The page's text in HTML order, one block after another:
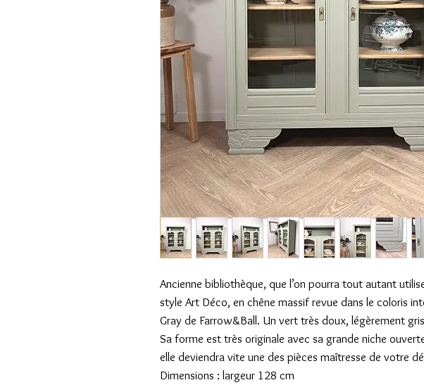
Ancienne bibliothèque, que l’on pourra tout autant
style Art Déco, en chêne massif revue dans le coloris
Gray de Farrow&Ball. Un vert très doux, légèrement
Sa forme est très originale avec sa grande niche
elle deviendra vite une des pièces maîtresse de votre
Dimensions : largeur 128 cm